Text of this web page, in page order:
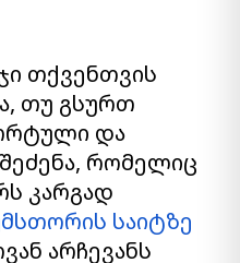
თქვენთვის
თუ გსურთ
და
რომელიც
კარგად
საიტზე
არჩევანს